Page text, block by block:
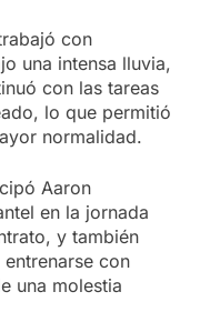
con
una intensa lluvia,
con las tareas
lo que permitió
normalidad.
Aaron
en la jornada
y también
con
una molestia